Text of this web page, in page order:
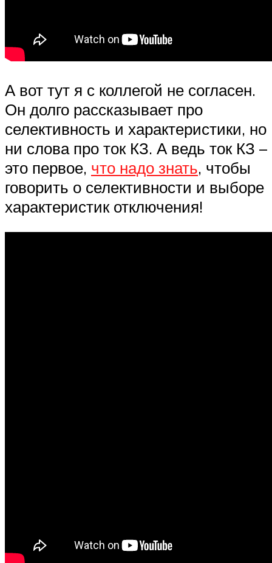
А вот тут я с коллегой не согласен.
Он долго рассказывает про
селективность и характеристики, но
ни слова про ток КЗ. А ведь ток КЗ –
это первое, что надо знать, чтобы
говорить о селективности и выборе
характеристик отключения!